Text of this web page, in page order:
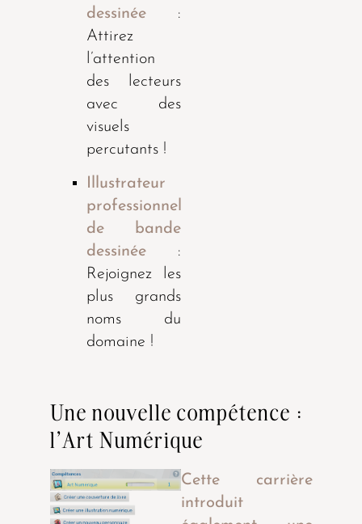
dessinée:
Attirez
l’attention
des lecteurs
avec des
visuels
percutants !
Illustrateur
professionnel
de bande
dessinée:
Rejoignez les
plus grands
noms du
domaine !
Une nouvelle compétence :
l'Art Numérique
Cette carrière
introduit